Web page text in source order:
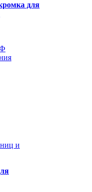
для
и